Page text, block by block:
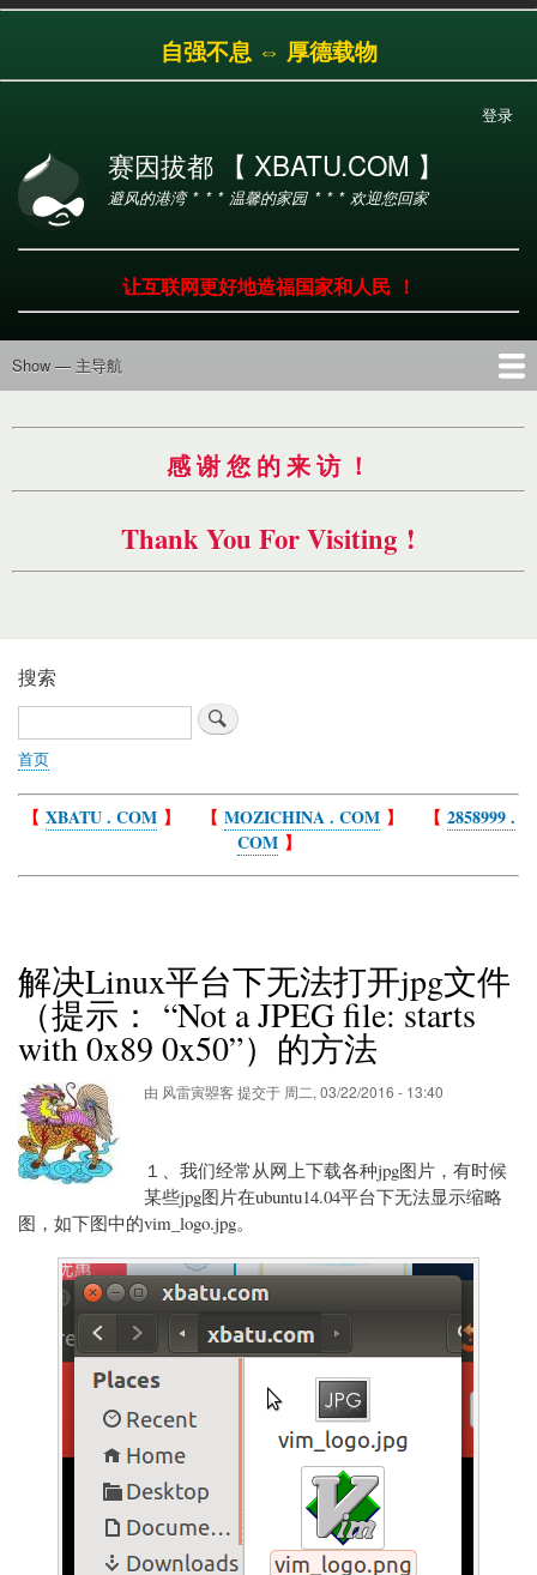
转
到
内
容
自强不息 ⇔ 厚德载物
户
登录
赛因拔都 【 XBATU.COM 】
避风的港湾 * * * 温馨的家园 * * * 欢迎您回家
让互联网更好地造福国家和人民 ！
主
航
Show — 主导航
感 谢 您 的 来 访 ！
Thank You For Visiting !
搜索
搜
索
面
包
屑
首页
【 XBATU . COM】 【 MOZICHINA . COM】 【 2858999 .
COM】
解决Linux平台下无法打开jpg文件
（提示： “Not a JPEG file: starts
with 0x89 0x50”）的方法
由 风雷寅曌客 提交于 周二, 03/22/2016 - 13:40
１、我们经常从网上下载各种jpg图片，有时候
某些jpg图片在ubuntu14.04平台下无法显示缩略
图，如下图中的vim_logo.jpg。